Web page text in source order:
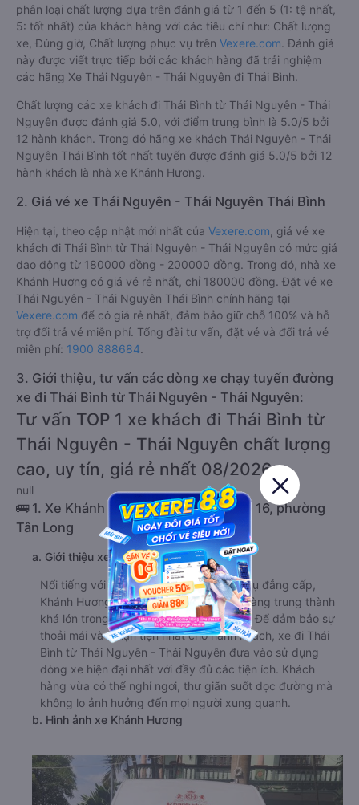
phân loại chất lượng dựa trên đánh giá từ 1 đến 5 (1: tệ nhất,
5: tốt nhất) của khách hàng với các tiêu chí như: Chất lượng
xe, Đúng giờ, Chất lượng phục vụ trên Vexere.com. Đánh giá
này được viết trực tiếp bởi các khách hàng đã trải nghiệm
các hãng Xe Thái Nguyên - Thái Nguyên đi Thái Bình.
Chất lượng các xe khách đi Thái Bình từ Thái Nguyên - Thái
Nguyên được đánh giá 5.0, với điểm trung bình là 5.0/5 bởi
12 hành khách. Trong đó hãng xe khách Thái Nguyên - Thái
Nguyên Thái Bình tốt nhất tuyến được đánh giá 5.0/5 bởi 12
hành khách là nhà xe Khánh Hương.
2. Giá vé xe Thái Nguyên - Thái Nguyên Thái Bình
Hiện tại, theo cập nhật mới nhất của Vexere.com , giá vé xe
khách đi Thái Bình từ Thái Nguyên - Thái Nguyên có mức giá
dao động từ 180000 đồng - 200000 đồng. Trong đó, nhà xe
Khánh Hương có giá vé rẻ nhất, chỉ 180000 đồng. Đặt vé xe
Thái Nguyên - Thái Nguyên Thái Bình chính hãng tại
Vexere.com để có giá rẻ nhất, đảm bảo giữ chỗ 100% và hỗ
trợ đổi trả vé miễn phí. Tổng đài tư vấn, đặt vé và đổi trả vé
miễn phí: 1900 888684.
3. Giới thiệu, tư vấn các dòng xe chạy tuyến đường
xe đi Thái Bình từ Thái Nguyên - Thái Nguyên:
Tư vấn TOP 1 xe khách đi Thái Bình từ
Thái Nguyên - Thái Nguyên chất lượng
cao, uy tín, giá rẻ nhất 08/2026
null
🚌 1. Xe Khánh Hương khởi hành tại Tổ 16, phường
Tân Long
a. Giới thiệu xe Khánh Hương
Nổi tiếng với uy tín và chất lượng phục vụ đẳng cấp,
Khánh Hương sở hữu một lượng khách hàng trung thành
khá lớn trong suốt nhiều năm hoạt động. Để đảm bảo sự
thoải mái và thuận tiện nhất cho hành khách, xe đi Thái
Bình từ Thái Nguyên - Thái Nguyên đưa vào sử dụng
dòng xe hiện đại nhất với đầy đủ các tiện ích. Khách
hàng vừa có thể nghỉ ngơi, thư giãn suốt dọc đường mà
không lo ảnh hưởng đến mọi người xung quanh.
b. Hình ảnh xe Khánh Hương